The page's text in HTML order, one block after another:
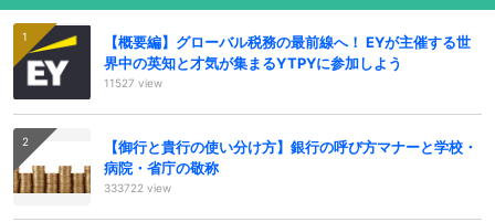
【概要編】グローバル税務の最前線へ！ EYが主催する世
界中の英知と才気が集まるYTPYに参加しよう
11527 view
【御行と貴行の使い分け方】銀行の呼び方マナーと学校・
病院・省庁の敬称
333722 view